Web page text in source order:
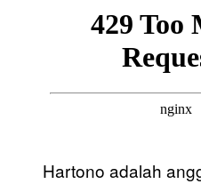
Hartono adalah